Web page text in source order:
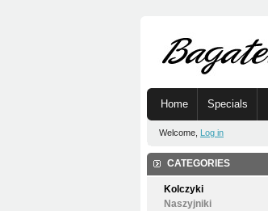
Home Specials
Welcome, Log in
CATEGORIES
Kolczyki
Naszyjniki